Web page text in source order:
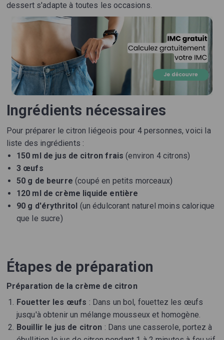
dessert s'adapte à toutes les occasions.
Ingrédients nécessaires
Pour préparer le citron liégeois pour 4 personnes, voici la
liste des ingrédients :
150 ml de jus de citron frais (environ 4 citrons)
3 œufs
50 g de beurre (coupé en petits morceaux)
120 ml de crème liquide entière
90 g d'érythritol (un édulcorant naturel moins calorique
que le sucre)
Étapes de préparation
Préparation de la crème de citron
Fouetter les œufs : Dans un bol, fouettez les œufs
jusqu'à obtenir un mélange mousseux et homogène.
Bouillir le jus de citron : Dans une casserole, portez à